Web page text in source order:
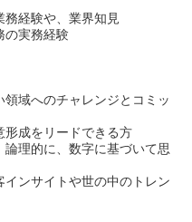
務経験や、業界知見
の実務経験
領域へのチャレンジとコミッ
形成をリードできる方
論理的に、数字に基づいて思
インサイトや世の中のトレン